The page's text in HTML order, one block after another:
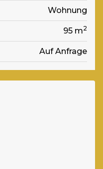
Wohnung
95 m2
Auf Anfrage